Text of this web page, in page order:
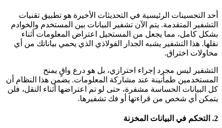
أحد التحسينات الرئيسية في التحديثات الأخيرة هو تطبيق تقنيات
التشفير المتقدمة. يتم الآن تشفير البيانات بين المستخدم والخوادم
بشكل كامل، مما يجعل من المستحيل اعتراض المعلومات أثناء
نقلها. هذا التشفير يشبه الجدار الفولاذي الذي يحمي بياناتك من أي
محاولات اختراق.
التشفير ليس مجرد إجراء احترازي، بل هو درع واقٍ يمنح
المستخدمين طمأنينة عند مشاركة المعلومات. يضمن هذا النظام أن
كل البيانات الحساسة مشفرة، حتى لو تم اعتراضها أثناء النقل، فلن
يتمكن أي شخص من قراءتها أو فك تشفيرها.
2. التحكم في البيانات المخزنة